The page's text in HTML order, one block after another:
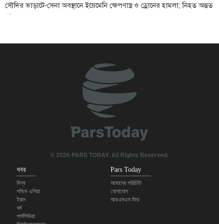
সৌদির ভাড়াটে-সেনা অবস্থানে ইয়েমেনি ক্ষেপণাস্ত্র ও ড্রোনের হামলা; নিহত অন্তত
৫৮
ঐতিহাসিক কৌশলগত বিপর্যয়ে আমেরিকা ও ইসরায়েল হেরেছে, জিতেছে ইরান:
ইরানের সাথে চুক্তি হরমুজ সংকট সুরাহার একমাত্র কার্যকর পথ: ইকোনমিস্ট
আমেরিকাকে বিপর্যয়কর যুদ্ধে জড়িয়েছেন দুর্নীতিগ্রস্ত ট্রাম্প: স্যান্ডার্স
© 2026 PARS TODAY. All Rights Reserved.
খবর
বিশ্ব
পশ্চিম এশিয়া
ইরান
ধর্ম
পার্সপিডিয়া
Pars Today
আমাদের পরিচিতি
যোগাযোগ
আরএসএস ফিড